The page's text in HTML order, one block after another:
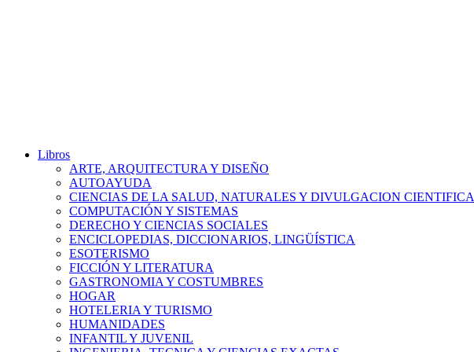
Libros
ARTE, ARQUITECTURA Y DISEÑO
AUTOAYUDA
CIENCIAS DE LA SALUD, NATURALES Y DIVULGACION CIENTIFICA
COMPUTACIÓN Y SISTEMAS
DERECHO Y CIENCIAS SOCIALES
ENCICLOPEDIAS, DICCIONARIOS, LINGÜÍSTICA
ESOTERISMO
FICCIÓN Y LITERATURA
GASTRONOMIA Y COSTUMBRES
HOGAR
HOTELERIA Y TURISMO
HUMANIDADES
INFANTIL Y JUVENIL